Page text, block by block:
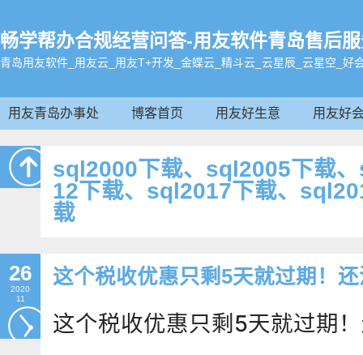
畅学帮办合规经营问答-用友软件青岛售后
青岛用友软件_用友云_用友T+开发_金蝶云_精斗云_云星辰_云星空_好
用友青岛办事处 博客首页 用友好生意 用友好
sql2000下载、sql2005下载
12下载、sql2017下载、
载
26
2020
11
这个税收优惠只剩5天就过期！
这个税收优惠只剩5天就过期